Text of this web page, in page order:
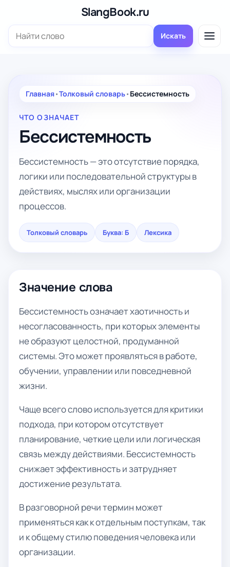
содержимому
SlangBook.ru
Поиск: Искать
Главная•Толковый словарь• Бессистемность
ЧТО ОЗНАЧАЕТ
Бессистемность
Бессистемность — это отсутствие порядка,
логики или последовательной структуры в
действиях, мыслях или организации
процессов.
Толковый словарь Буква: Б Лексика
Значение слова
Бессистемность означает хаотичность и
несогласованность, при которых элементы
не образуют целостной, продуманной
системы. Это может проявляться в работе,
обучении, управлении или повседневной
жизни.
Чаще всего слово используется для критики
подхода, при котором отсутствует
планирование, четкие цели или логическая
связь между действиями. Бессистемность
снижает эффективность и затрудняет
достижение результата.
В разговорной речи термин может
применяться как к отдельным поступкам, так
и к общему стилю поведения человека или
организации.